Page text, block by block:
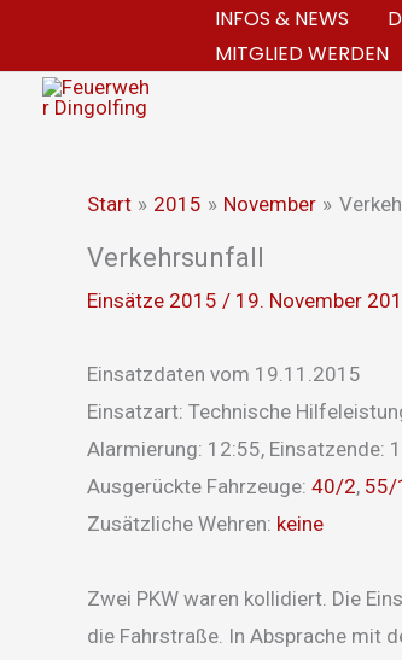
springen
INFOS & NEWS
MITGLIED WERDEN
Start 2015 November
Verkehrsunfall
Einsätze 2015 / 19. November
Einsatzdaten vom 19.11.2015
Einsatzart: Technische
Alarmierung: 12:55, Einsatzende:
Ausgerückte Fahrzeuge: 40/2, 55/
Zusätzliche Wehren: keine
Zwei PKW waren kollidiert. Die
die Fahrstraße. In Absprache mit